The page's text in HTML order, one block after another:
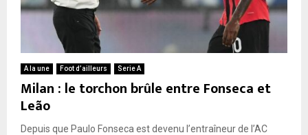
A la une Foot d’ailleurs Serie A
Milan : le torchon brûle entre Fonseca et
Leão
Depuis que Paulo Fonseca est devenu l’entraîneur de l’AC